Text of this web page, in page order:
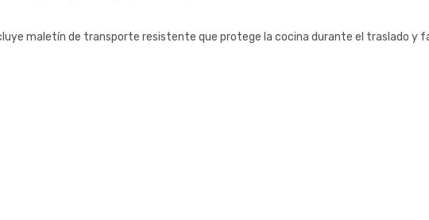
maletín de transporte resistente que protege la cocina durante el traslado y